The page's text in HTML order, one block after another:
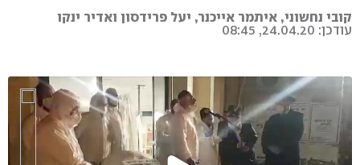
קובי נחשוני, איתמר אייכנר, יעל פרידסון ואדיר ינקו
עודכן: 24.04.20, 08:45